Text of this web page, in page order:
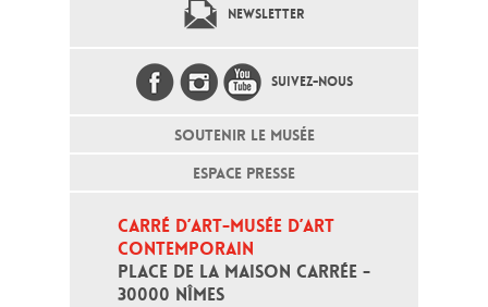
NEWSLETTER
SUIVEZ-NOUS
SOUTENIR LE MUSÉE
ESPACE PRESSE
CARRÉ D’ART-MUSÉE D’ART
CONTEMPORAIN
PLACE DE LA MAISON CARRÉE -
30000 NÎMES